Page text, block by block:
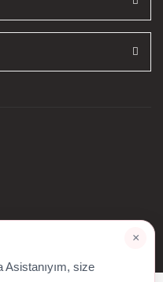
×
size